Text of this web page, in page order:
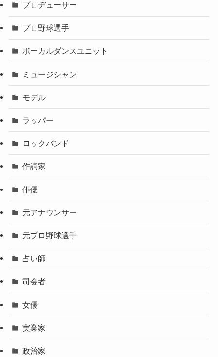
プロヂューサー
プロ野球選手
ボーカルダンスユニット
ミュージシャン
モデル
ラッパー
ロックバンド
作詞家
俳優
元アナウンサー
元プロ野球選手
占い師
司会者
女優
実業家
政治家